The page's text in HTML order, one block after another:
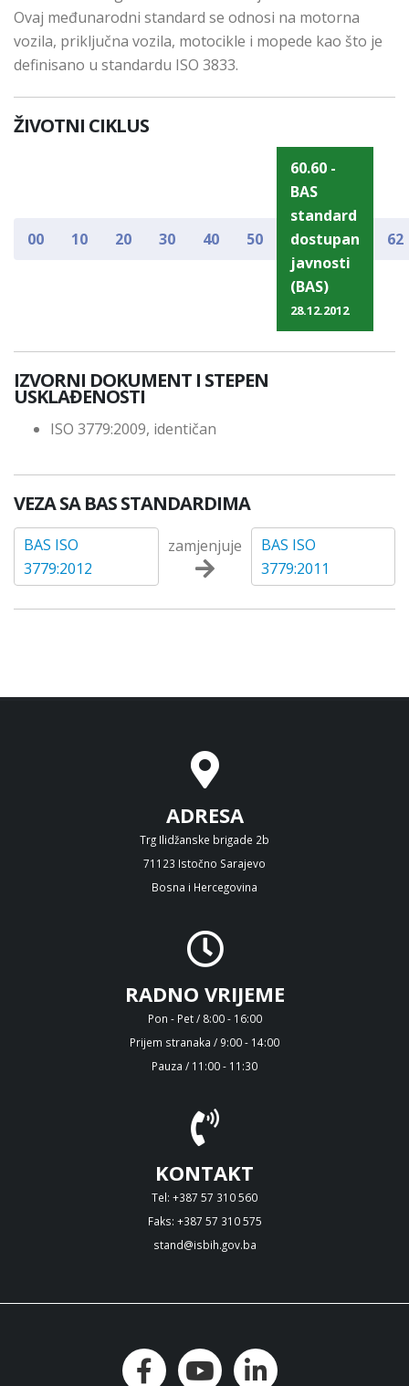
Ovaj međunarodni standard se odnosi na motorna
vozila, priključna vozila, motocikle i mopede kao što je
definisano u standardu ISO 3833.
ŽIVOTNI CIKLUS
00 10 20 30 40 50
60.60 -
BAS
standard
dostupan
javnosti
(BAS)
28.12.2012
62
IZVORNI DOKUMENT I STEPEN
USKLAĐENOSTI
ISO 3779:2009, identičan
VEZA SA BAS STANDARDIMA
BAS ISO
3779:2012
zamjenjuje
BAS ISO
3779:2011
ADRESA
Trg Ilidžanske brigade 2b
71123 Istočno Sarajevo
Bosna i Hercegovina
RADNO VRIJEME
Pon - Pet / 8:00 - 16:00
Prijem stranaka / 9:00 - 14:00
Pauza / 11:00 - 11:30
KONTAKT
Tel: +387 57 310 560
Faks: +387 57 310 575
stand@isbih.gov.ba